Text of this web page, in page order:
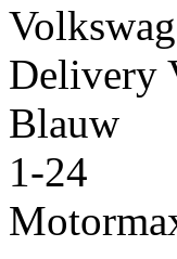
Delivery
Blauw
1-24